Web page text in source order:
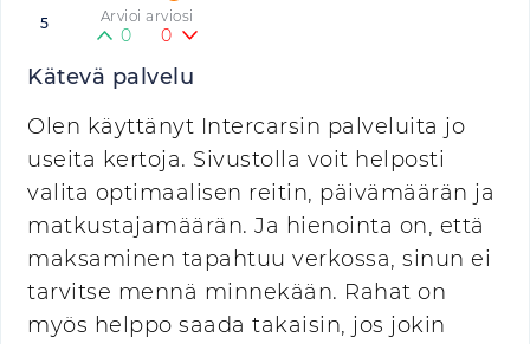
5 Arvioi arviosi
0 0
Kätevä palvelu
Olen käyttänyt Intercarsin palveluita jo
useita kertoja. Sivustolla voit helposti
valita optimaalisen reitin, päivämäärän ja
matkustajamäärän. Ja hienointa on, että
maksaminen tapahtuu verkossa, sinun ei
tarvitse mennä minnekään. Rahat on
myös helppo saada takaisin, jos jokin